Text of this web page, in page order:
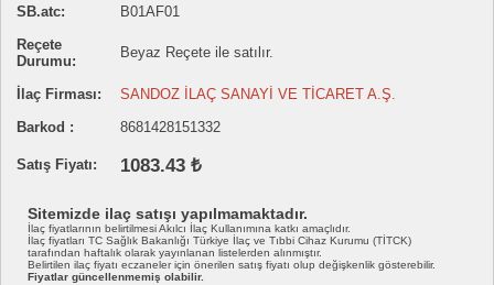
SB.atc:
B01AF01
Reçete
Durumu:
Beyaz Reçete ile satılır.
İlaç Firması:
SANDOZ İLAÇ SANAYİ VE TİCARET A.Ş.
Barkod :
8681428151332
Satış Fiyatı: 1083.43 ₺
Sitemizde ilaç satışı yapılmamaktadır.
İlaç fiyatlarının belirtilmesi Akılcı İlaç Kullanımına katkı amaçlıdır.
İlaç fiyatları TC Sağlık Bakanlığı Türkiye İlaç ve Tıbbi Cihaz Kurumu (TİTCK)
tarafından haftalık olarak yayınlanan listelerden alınmıştır.
Belirtilen ilaç fiyatı eczaneler için önerilen satış fiyatı olup değişkenlik gösterebilir.
Fiyatlar güncellenmemiş olabilir.